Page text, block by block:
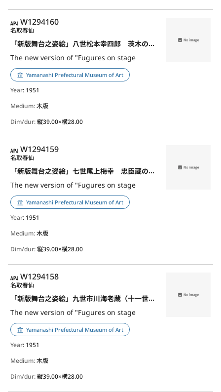
APJ
W1294160
「新版舞台之姿絵」八世松本幸四郎 茨木の渡辺綱
The new version of "Fugures on stage
名取春仙
Yamanashi Prefectural Museum of Art
Year: 1951
Medium:木版
Dim/dur:縦39.00×横28.00
APJ
W1294159
「新版舞台之姿絵」七世尾上梅幸 忠臣蔵のおかる
The new version of "Fugures on stage
名取春仙
Yamanashi Prefectural Museum of Art
Year: 1951
Medium:木版
Dim/dur:縦39.00×横28.00
APJ
W1294158
「新版舞台之姿絵」九世市川海老蔵（十一世団十郎） 木下川堤の与右衛門
The new version of "Fugures on stage
名取春仙
Yamanashi Prefectural Museum of Art
Year: 1951
Medium:木版
Dim/dur:縦39.00×横28.00